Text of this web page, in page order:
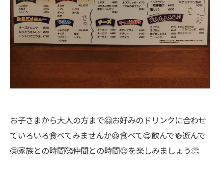
お子さまから大人の方まで🤗お好みのドリンクに合わせ
ていろいろ食べてみませんか😆食べて😋飲んで🍻遊んで
🤩家族との時間🥰仲間との時間😉を楽しみましょう👏